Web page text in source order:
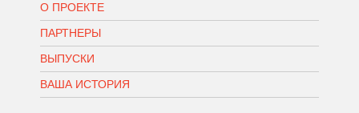
О ПРОЕКТЕ
ПАРТНЕРЫ
ВЫПУСКИ
ВАША ИСТОРИЯ